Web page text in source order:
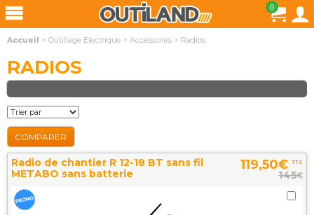
0
Accueil > Outillage Electrique > Accessoires > Radios
RADIOS
COMPARER
Radio de chantier R 12-18 BT sans fil
METABO sans batterie
119,50€ TTC
145€